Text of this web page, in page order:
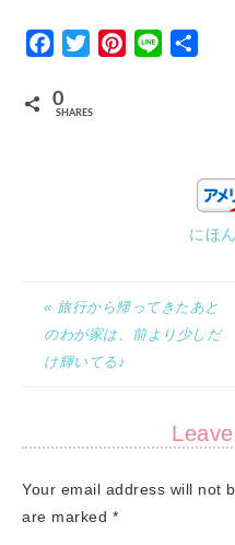
Facebook
TwitterPinterest
Line
0
SHARES
にほ
« 旅行から帰ってきたあと
のわが家は、前より少しだ
け輝いてる♪
Your email address will not
are marked *